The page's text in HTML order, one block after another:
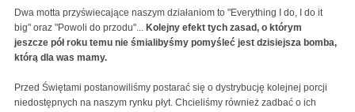
Dwa motta przyświecające naszym działaniom to "Everything I do, I do it
big" oraz "Powoli do przodu"... Kolejny efekt tych zasad, o którym
jeszcze pół roku temu nie śmialibyśmy pomyśleć jest dzisiejsza bomba,
którą dla was mamy.
Przed Świętami postanowiliśmy postarać się o dystrybucję kolejnej porcji
niedostępnych na naszym rynku płyt. Chcieliśmy również zadbać o ich